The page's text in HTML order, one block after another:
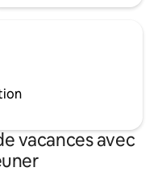
vacances avec